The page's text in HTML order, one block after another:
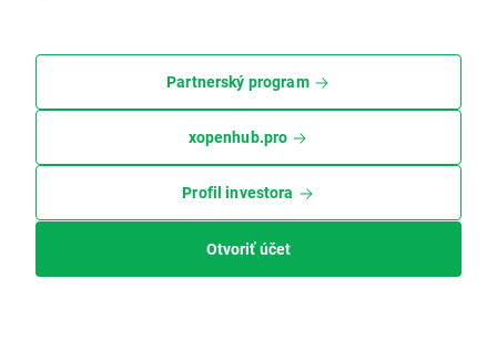
Partnerský program
xopenhub.pro
Profil investora
Otvoriť účet